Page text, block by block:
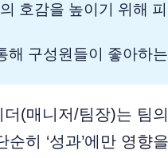
호감을 높이기 위해
구성원들이 좋아하
(매니저/팀장)는 팀
히 ‘성과’에만 영향